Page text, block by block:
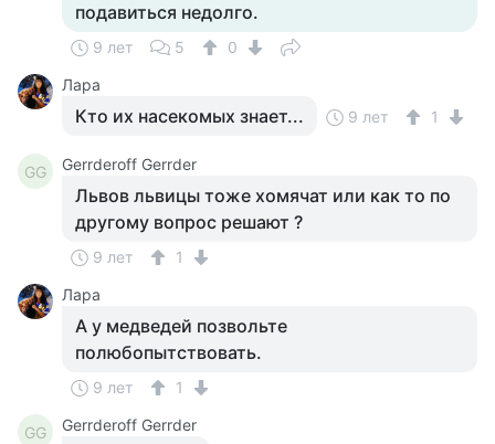
подавиться недолго.
9 лет 5
0
Лара
Кто их насекомых знает... 9 лет 1
GG Gerrderoff Gerrder
Львов львицы тоже хомячат или как то по
другому вопрос решают ?
9 лет
1
Лара
А у медведей позвольте
полюбопытствовать.
9 лет 1
GG Gerrderoff Gerrder